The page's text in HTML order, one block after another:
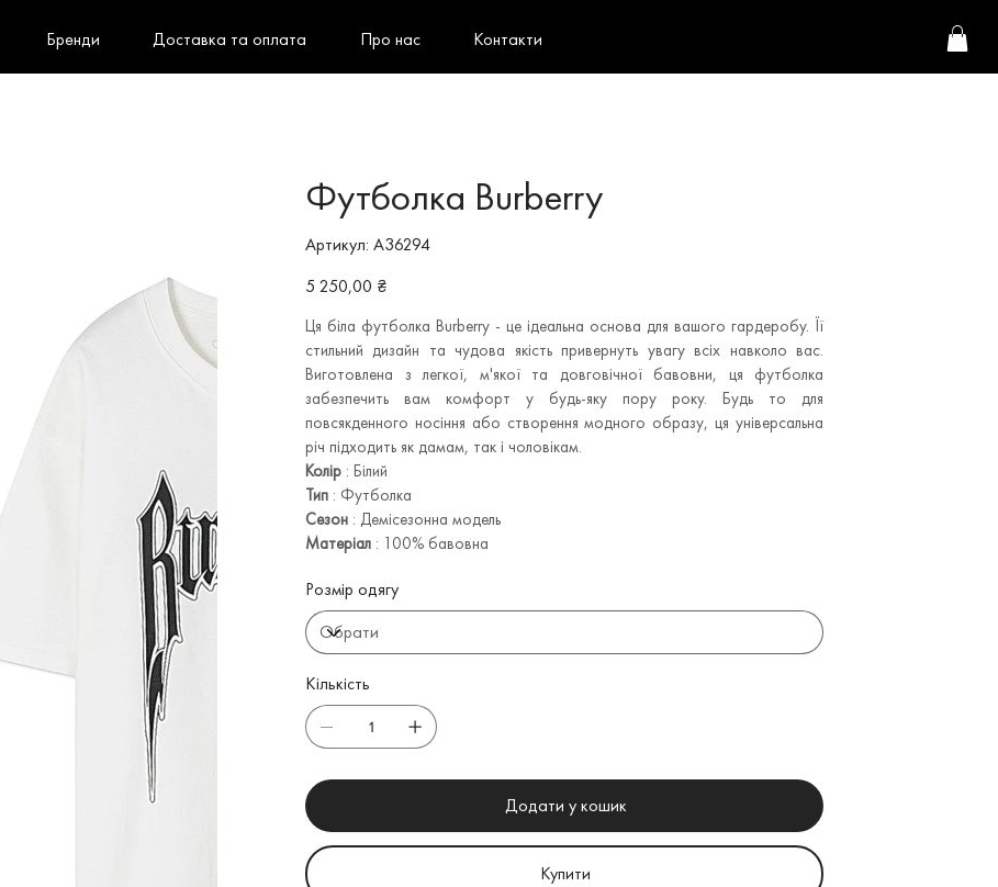
Бренди Доставка та оплата Про нас Контакти
Футболка Burberry
Артикул:
Артикул
A36294
A36294
Ціна
5 250,00 ₴
Ця біла футболка Burberry - це ідеальна основа для вашого гардеробу. Її
стильний дизайн та чудова якість привернуть увагу всіх навколо вас.
Виготовлена з легкої, м'якої та довговічної бавовни, ця футболка
забезпечить вам комфорт у будь-яку пору року. Будь то для
повсякденного носіння або створення модного образу, ця універсальна
річ підходить як дамам, так і чоловікам.
Колір : Білий
Тип : Футболка
Сезон : Демісезонна модель
Матеріал : 100% бавовна
Розмір одягу
Кількість
Додати у кошик
Купити